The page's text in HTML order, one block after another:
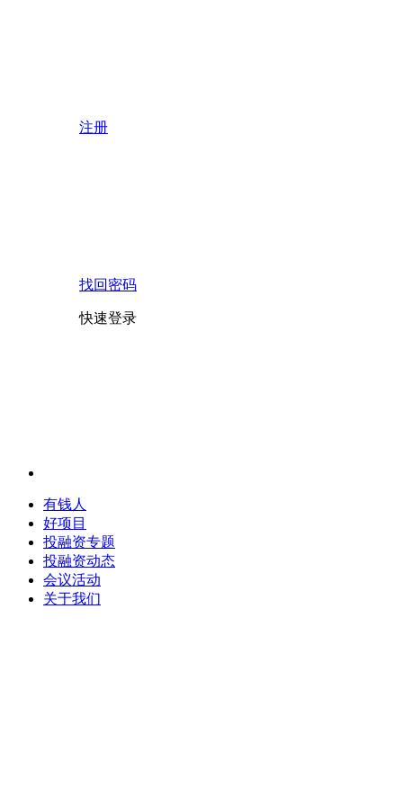
注册
找回密码
快速登录
有钱人
好项目
投融资专题
投融资动态
会议活动
关于我们